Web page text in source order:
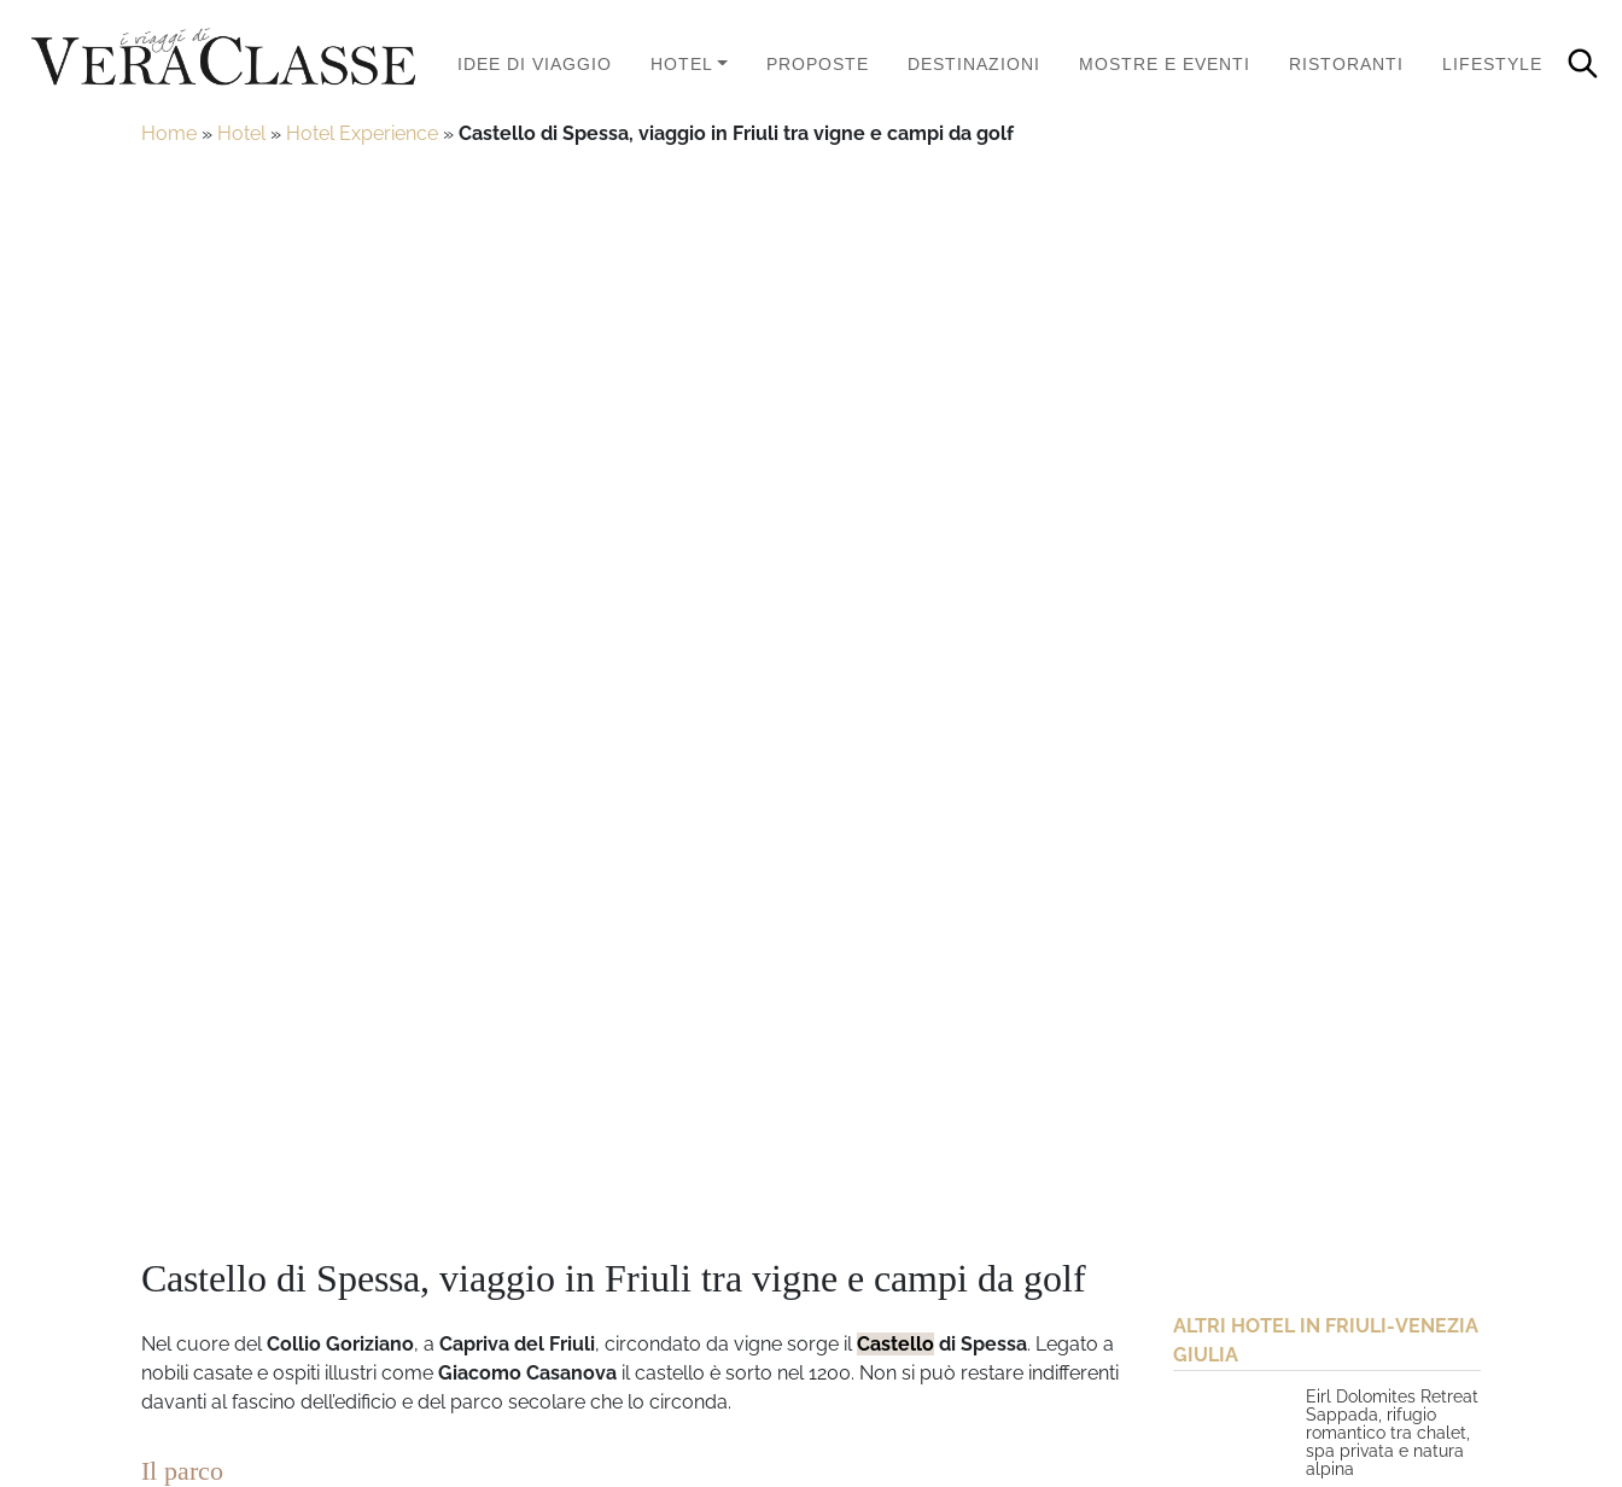
IDEE DI VIAGGIO HOTEL PROPOSTE DESTINAZIONI MOSTRE E EVENTI RISTORANTI LIFESTYLE
Home » Hotel» Hotel Experience » Castello di Spessa, viaggio in Friuli tra vigne e campi da golf
Castello di Spessa, viaggio in Friuli tra vigne e campi da golf
Nel cuore delCollio Goriziano, a Capriva del Friuli, circondato da vigne sorge ilCastello di Spessa. Legato a
nobili casate e ospiti illustri come Giacomo Casanova il castello è sorto nel 1200. Non si può restare indifferenti
davanti al fascino dell’edificio e del parco secolare che lo circonda.
Il parco
ALTRI HOTEL IN FRIULI-VENEZIA
GIULIA
Eirl Dolomites Retreat
Sappada, rifugio
romantico tra chalet,
spa privata e natura
alpina